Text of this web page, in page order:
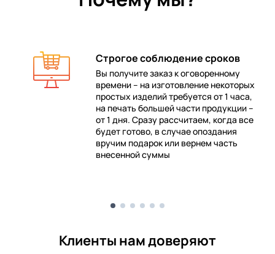
Строгое соблюдение сроков
Вы получите заказ к оговоренному
времени – на изготовление некоторых
простых изделий требуется от 1 часа,
на печать большей части продукции –
от 1 дня. Сразу рассчитаем, когда все
будет готово, в случае опоздания
вручим подарок или вернем часть
внесенной суммы
Клиенты нам доверяют